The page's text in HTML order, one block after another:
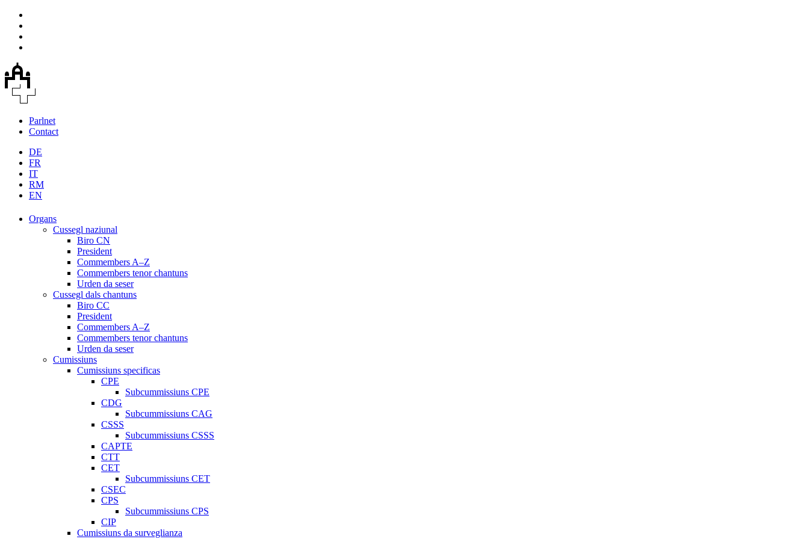
Parlnet
Contact
DE
FR
IT
RM
EN
Organs
Cussegl naziunal
Biro CN
President
Commembers A–Z
Commembers tenor chantuns
Urden da seser
Cussegl dals chantuns
Biro CC
President
Commembers A–Z
Commembers tenor chantuns
Urden da seser
Cumissiuns
Cumissiuns specificas
CPE
Subcummissiuns CPE
CDG
Subcummissiuns CAG
CSSS
Subcummissiuns CSSS
CAPTE
CTT
CET
Subcummissiuns CET
CSEC
CPS
Subcummissiuns CPS
CIP
Cumissiuns da surveglianza